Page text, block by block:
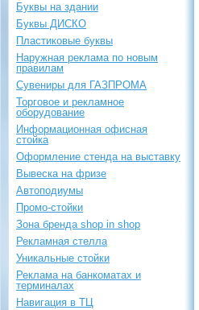
Буквы на здании
Буквы ДИСКО
Пластиковые буквы
Наружная реклама по новым
правилам
Сувениры для ГАЗПРОМА
Торговое и рекламное
оборудование
Информационная офисная
стойка
Оформление стенда на выставку
Вывеска на фризе
Автоподиумы
Промо-стойки
Зона бренда shop in shop
Рекламная стелла
Уникальные стойки
Реклама на банкоматах и
терминалах
Навигация в ТЦ